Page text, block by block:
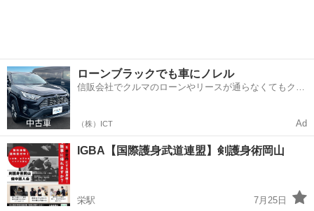
ローンブラックでも車にノレル
信販会社でクルマのローンやリースが通らなくてもクル
（株）ICT Ad
IGBA【国際護身武道連盟】剣護身術岡山
栄駅
7月25日